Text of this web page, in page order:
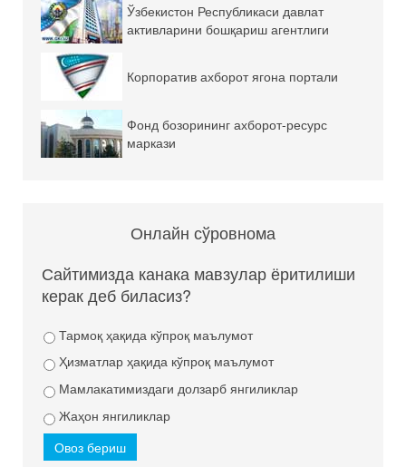
Ўзбекистон Республикаси давлат
активларини бошқариш агентлиги
Корпоратив ахборот ягона портали
Фонд бозорининг ахборот-ресурс
маркази
Онлайн сўровнома
Сайтимизда канака мавзулар ёритилиши
керак деб биласиз?
Тармоқ ҳақида кўпроқ маълумот
Ҳизматлар ҳақида кўпроқ маълумот
Мамлакатимиздаги долзарб янгиликлар
Жаҳон янгиликлар